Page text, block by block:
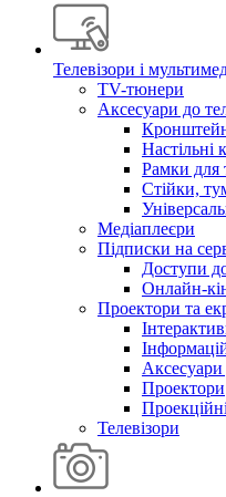
Телевізори і
TV-тюнери
Аксесуари до
Настільні
Рамки для
Стійки,
Медіаплеєри
Підписки на
Доступи до
Онлайн-
Проектори та
Аксесуари
Проектори
Телевізори